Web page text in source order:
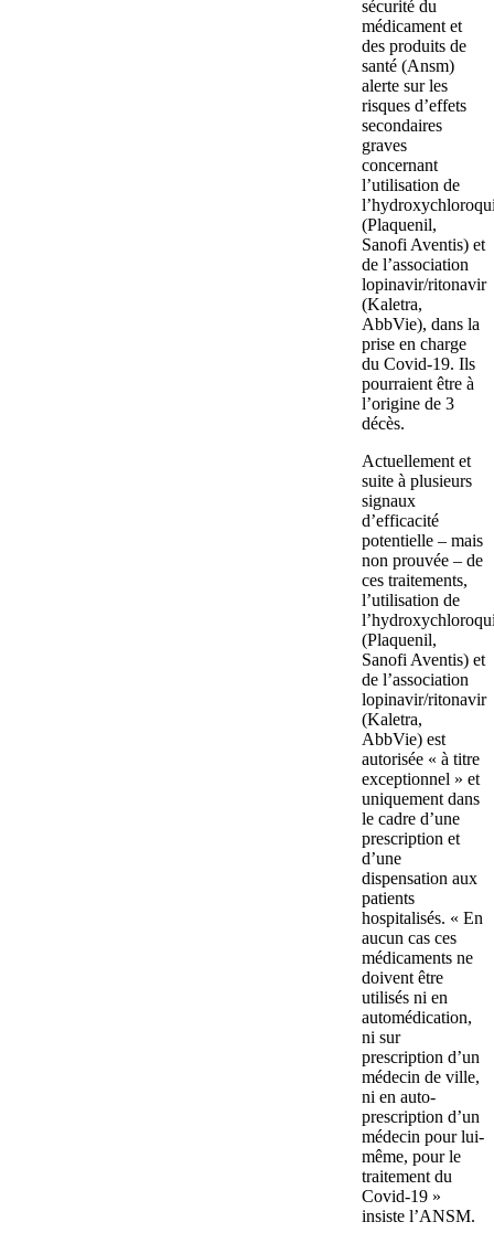
sécurité du
médicament et
des produits de
santé (Ansm)
alerte sur les
risques d’effets
secondaires
graves
concernant
l’utilisation de
(Plaquenil,
Sanofi Aventis) et
de l’association
lopinavir/ritonavir
(Kaletra,
AbbVie), dans la
prise en charge
du Covid-19. Ils
pourraient être à
l’origine de 3
décès.
Actuellement et
suite à plusieurs
signaux
d’efficacité
potentielle – mais
non prouvée – de
ces traitements,
l’utilisation de
(Plaquenil,
Sanofi Aventis) et
de l’association
lopinavir/ritonavir
(Kaletra,
AbbVie) est
autorisée « à titre
exceptionnel » et
uniquement dans
le cadre d’une
prescription et
d’une
dispensation aux
patients
hospitalisés. « En
aucun cas ces
médicaments ne
doivent être
utilisés ni en
automédication,
ni sur
prescription d’un
médecin de ville,
ni en auto-
prescription d’un
médecin pour lui-
même, pour le
traitement du
Covid-19 »
insiste l’ANSM.